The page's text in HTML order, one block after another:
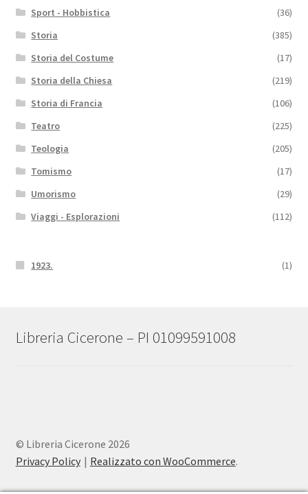
Sport - Hobbistica
(36)
Storia
(385)
Storia del Costume
(17)
Storia della Chiesa
(219)
Storia di Francia
(106)
Teatro
(225)
Teologia
(205)
Tomismo
(17)
Umorismo
(29)
Viaggi - Esplorazioni
(112)
1923. (1)
Libreria Cicerone – PI 01099591008
© Libreria Cicerone 2026
Privacy Policy
Realizzato con WooCommerce.